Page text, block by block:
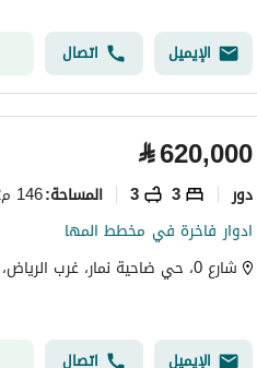
الإيميل اتصال
⃁620,000
دور 3
3 المساحة:146 م2
ادوار فاخرة في مخطط المها
شارع 0، حي ضاحية نمار، غرب الرياض، الرياض
الإيميل اتصال